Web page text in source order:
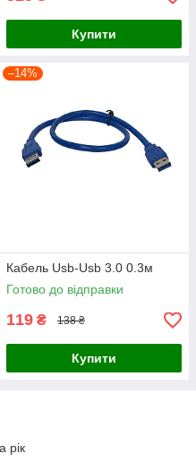
Купити
–14%
Кабель Usb-Usb 3.0 0.3м
Готово до відправки
119 ₴ 138 ₴
Купити
рік